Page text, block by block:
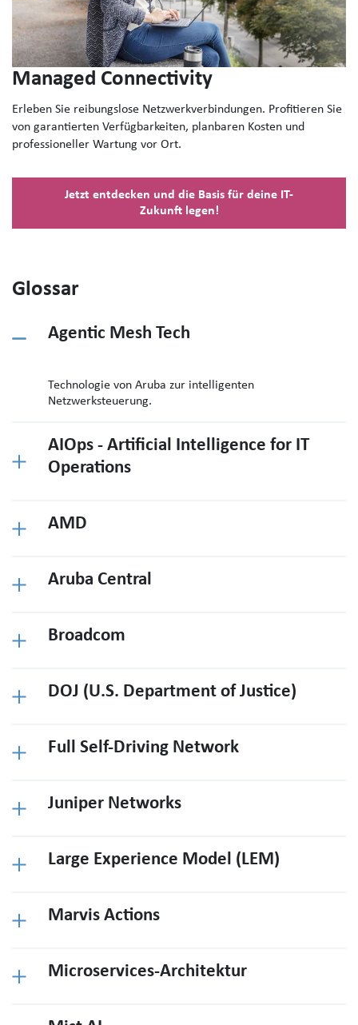
Managed Connectivity
Erleben Sie reibungslose Netzwerkverbindungen. Profitieren Sie
von garantierten Verfügbarkeiten, planbaren Kosten und
professioneller Wartung vor Ort.
Jetzt entdecken und die Basis für deine IT-
Zukunft legen!
Glossar
Agentic Mesh Tech
Technologie von Aruba zur intelligenten
Netzwerksteuerung.
AIOps - Artificial Intelligence for IT
Operations
AMD
Aruba Central
Broadcom
DOJ (U.S. Department of Justice)
Full Self-Driving Network
Juniper Networks
Large Experience Model (LEM)
Marvis Actions
Microservices-Architektur